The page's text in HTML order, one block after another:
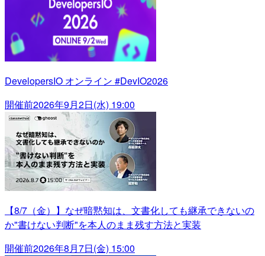
DevelopersIO オンライン #DevIO2026
開催前2026年9月2日(水) 19:00
【8/7（金）】なぜ暗黙知は、文書化しても継承できないの
か"書けない判断"を本人のまま残す方法と実装
開催前2026年8月7日(金) 15:00